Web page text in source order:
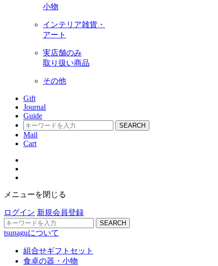
小物
インテリア雑貨・
アート
実店舗のみ
取り扱い商品
その他
Gift
Journal
Guide
SEARCH
Mail
Cart
メニューを閉じる
ログイン 新規会員登録
SEARCH
tsunaguについて
組合せギフトセット
食卓の器・小物